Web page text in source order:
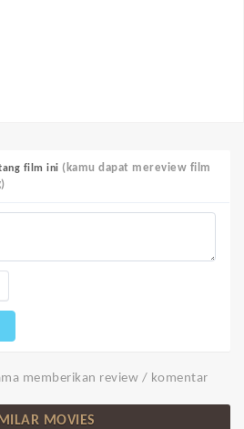
film ini (kamu dapat mereview film
memberikan review / komentar
MOVIES